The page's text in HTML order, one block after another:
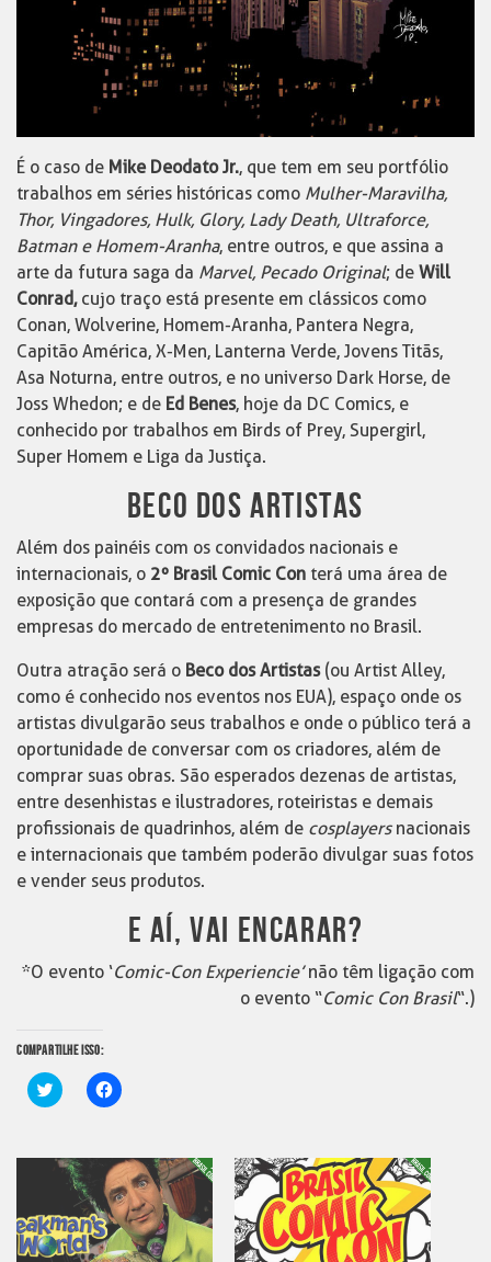
É o caso de Mike Deodato Jr., que tem em seu portfólio
trabalhos em séries históricas como Mulher-Maravilha,
Thor, Vingadores, Hulk, Glory, Lady Death, Ultraforce,
Batman e Homem-Aranha, entre outros, e que assina a
arte da futura saga da Marvel, Pecado Original; de Will
Conrad,cujo traço está presente em clássicos como
Conan, Wolverine, Homem-Aranha, Pantera Negra,
Capitão América, X-Men, Lanterna Verde, Jovens Titãs,
Asa Noturna, entre outros, e no universo Dark Horse, de
Joss Whedon; e de Ed Benes, hoje da DC Comics, e
conhecido por trabalhos em Birds of Prey, Supergirl,
Super Homem e Liga da Justiça.
BECO DOS ARTISTAS
Além dos painéis com os convidados nacionais e
internacionais, o 2º Brasil Comic Con terá uma área de
exposição que contará com a presença de grandes
empresas do mercado de entretenimento no Brasil.
Outra atração será o Beco dos Artistas(ou Artist Alley,
como é conhecido nos eventos nos EUA), espaço onde os
artistas divulgarão seus trabalhos e onde o público terá a
oportunidade de conversar com os criadores, além de
comprar suas obras. São esperados dezenas de artistas,
entre desenhistas e ilustradores, roteiristas e demais
profissionais de quadrinhos, além de cosplayersnacionais
e internacionais que também poderão divulgar suas fotos
e vender seus produtos.
E AÍ, VAI ENCARAR?
*O evento ‘Comic-Con Experiencie’não têm ligação com
o evento “Comic Con Brasil“.)
COMPARTILHE ISSO:
Clique
para
em
nova
janela)
Clique
para
em
nova
janela)